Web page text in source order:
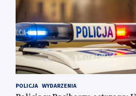
POLICJA WYDARZENIA